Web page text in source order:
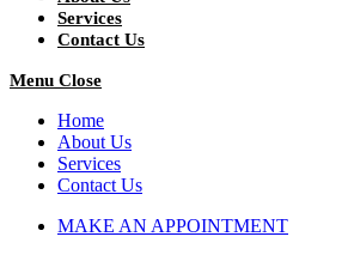
Services
Contact Us
Menu Close
Home
About Us
Services
Contact Us
MAKE AN APPOINTMENT